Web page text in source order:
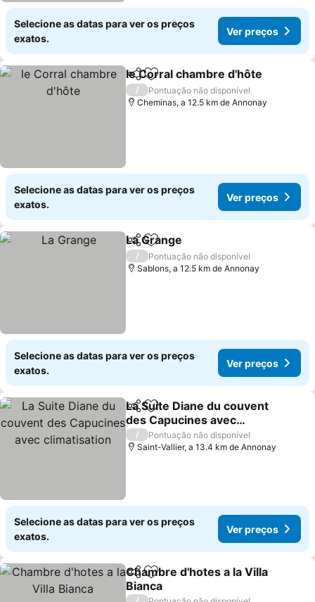
Selecione as datas para ver os preços
exatos.
Ver preços
PartilharAdicionar aos favoritos
le Corral chambre d'hôte
/
Pontuação não disponível
Cheminas, a 12.5 km de Annonay
Selecione as datas para ver os preços
exatos.
Ver preços
PartilharAdicionar aos favoritos
La Grange
/
Pontuação não disponível
Sablons, a 12.5 km de Annonay
Selecione as datas para ver os preços
exatos.
Ver preços
PartilharAdicionar aos favoritos
La Suite Diane du couvent
des Capucines avec
climatisation
Ver preços
/
Pontuação não disponível
Saint-Vallier, a 13.4 km de Annonay
Selecione as datas para ver os preços
exatos.
Ver preços
PartilharAdicionar aos favoritos
Chambre d'hotes a la Villa
Bianca